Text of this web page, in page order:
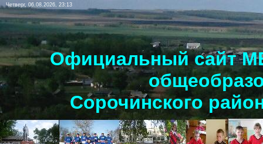
Четверг, 06.08.2026, 23:13
Официальный сайт
Сорочинского